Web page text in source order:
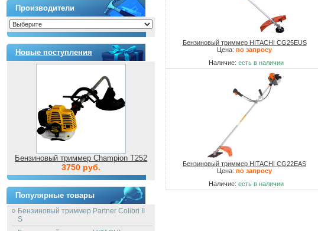
Производители
Новые поступления
Бензиновый триммер Champion T252
3750 руб.
Популярные товары
Бензиновый триммер Partner Colibri II
S
Бензиновый триммер HITACHI CG25EUS
Цена: по запросу
Наличие: есть в наличии
Бензиновый триммер HITACHI CG22EAS
Цена: по запросу
Наличие: есть в наличии